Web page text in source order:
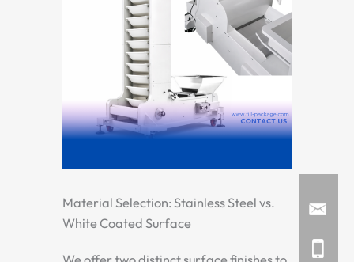
Material Selection: Stainless Steel vs.
White Coated Surface